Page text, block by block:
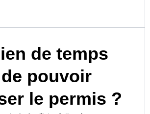
de temps
pouvoir
le permis ?